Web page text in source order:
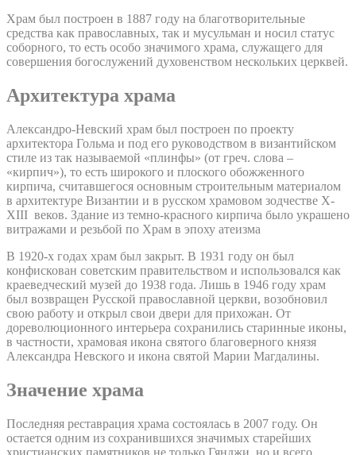
Храм был построен в 1887 году на благотворительные
средства как православных, так и мусульман и носил статус
соборного, то есть особо значимого храма, служащего для
совершения богослужений духовенством нескольких церквей.
Архитектура храма
Александро-Невский храм был построен по проекту
архитектора Гольма и под его руководством в византийском
стиле из так называемой «плинфы» (от греч. слова –
«кирпич»), то есть широкого и плоского обожженного
кирпича, считавшегося основным строительным материалом
в архитектуре Византии и в русском храмовом зодчестве X-
XIII веков. Здание из темно-красного кирпича было украшено
витражами и резьбой по Храм в эпоху атеизма
В 1920-х годах храм был закрыт. В 1931 году он был
конфискован советским правительством и использовался как
краеведческий музей до 1938 года. Лишь в 1946 году храм
был возвращен Русской православной церкви, возобновил
свою работу и открыл свои двери для прихожан. От
дореволюционного интерьера сохранились старинные иконы,
в частности, храмовая икона святого благоверного князя
Александра Невского и икона святой Марии Магдалины.
Значение храма
Последняя реставрация храма состоялась в 2007 году. Он
остается одним из сохранившихся значимых старейших
христианских памятников не только Гянджи, но и всего